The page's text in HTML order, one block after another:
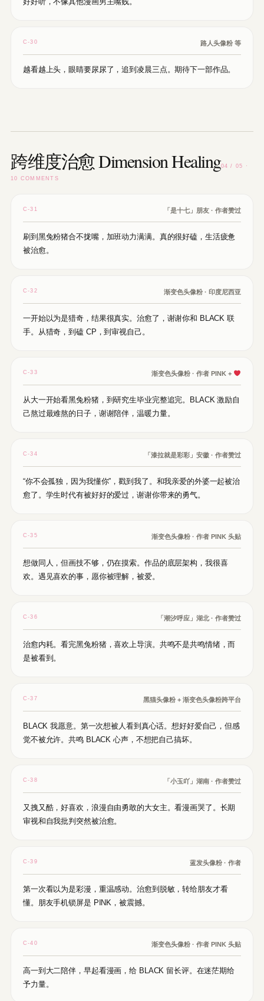
C-30 路人头像粉 等
越看越上头，眼睛要尿尿了，追到凌晨三点。期待下一部作品。
跨维度治愈 Dimension Healing04 / 05 ·
10 COMMENTS
C-31 「是十七」朋友 · 作者赞过
刷到黑兔粉猪合不拢嘴，加班动力满满。真的很好磕，生活疲惫
被治愈。
C-32 渐变色头像粉 · 印度尼西亚
一开始以为是猎奇，结果很真实。治愈了，谢谢你和 BLACK 联
手。从猎奇，到磕 CP，到审视自己。
C-33 渐变色头像粉 · 作者 PINK +
从大一开始看黑兔粉猪，到研究生毕业完整追完。BLACK 激励自
己熬过最难熬的日子，谢谢陪伴，温暖力量。
C-34 「漆拉就是彩彩」安徽 · 作者赞过
“你不会孤独，因为我懂你”，戳到我了。和我亲爱的外婆一起被治
愈了。学生时代有被好好的爱过，谢谢你带来的勇气。
C-35 渐变色头像粉 · 作者 PINK 头贴
想做同人，但画技不够，仍在摸索。作品的底层架构，我很喜
欢。遇见喜欢的事，愿你被理解，被爱。
C-36 「潮汐呼应」湖北 · 作者赞过
治愈内耗。看完黑兔粉猪，喜欢上导演。共鸣不是共鸣情绪，而
是被看到。
C-37 黑猫头像粉 + 渐变色头像粉跨平台
BLACK 我愿意。第一次想被人看到真心话。想好好爱自己，但感
觉不被允许。共鸣 BLACK 心声，不想把自己搞坏。
C-38 「小玉吖」湖南 · 作者赞过
又拽又酷，好喜欢，浪漫自由勇敢的大女主。看漫画哭了。长期
审视和自我批判突然被治愈。
C-39 蓝发头像粉 · 作者
第一次看以为是彩漫，重温感动。治愈到脱敏，转给朋友才看
懂。朋友手机锁屏是 PINK，被震撼。
C-40 渐变色头像粉 · 作者 PINK 头贴
高一到大二陪伴，早起看漫画，给 BLACK 留长评。在迷茫期给
予力量。